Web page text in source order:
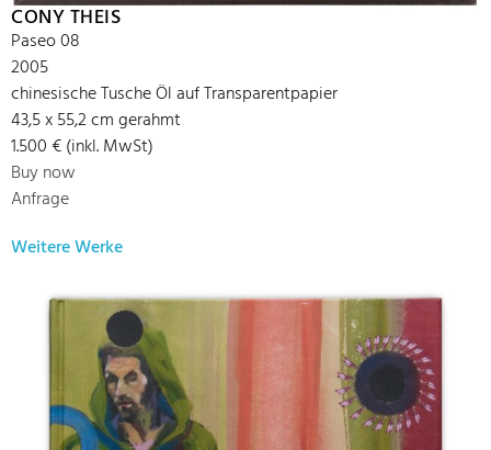
CONY THEIS
Paseo 08
2005
chinesische Tusche Öl auf Transparentpapier
43,5 x 55,2 cm gerahmt
1.500 € (inkl. MwSt)
Buy now
Anfrage
Weitere Werke